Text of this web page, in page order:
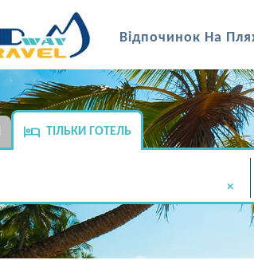
Відпочинок На
ТІЛЬКИ ГОТЕЛЬ
×